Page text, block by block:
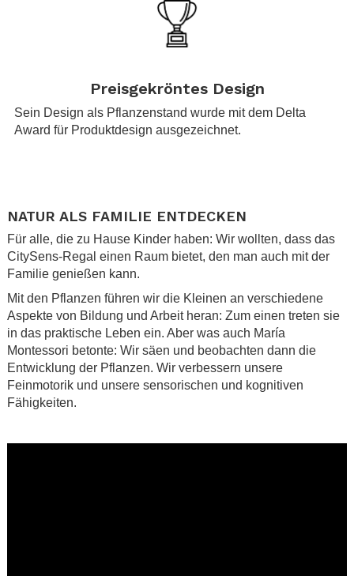
Preisgekröntes Design
Sein Design als Pflanzenstand wurde mit dem Delta
Award für Produktdesign ausgezeichnet.
NATUR ALS FAMILIE ENTDECKEN
Für alle, die zu Hause Kinder haben: Wir wollten, dass das
CitySens-Regal einen Raum bietet, den man auch mit der
Familie genießen kann.
Mit den Pflanzen führen wir die Kleinen an verschiedene
Aspekte von Bildung und Arbeit heran: Zum einen treten sie
in das praktische Leben ein. Aber was auch María
Montessori betonte: Wir säen und beobachten dann die
Entwicklung der Pflanzen. Wir verbessern unsere
Feinmotorik und unsere sensorischen und kognitiven
Fähigkeiten.